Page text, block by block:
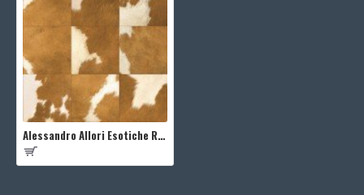
Alessandro Allori Esotiche RST1401-2